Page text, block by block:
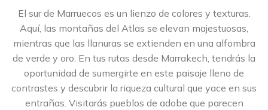
El sur de Marruecos es un lienzo de colores y texturas.
Aquí, las montañas del Atlas se elevan majestuosas,
mientras que las llanuras se extienden en una alfombra
de verde y oro. En tus rutas desde Marrakech, tendrás la
oportunidad de sumergirte en este paisaje lleno de
contrastes y descubrir la riqueza cultural que yace en sus
entrañas. Visitarás pueblos de adobe que parecen